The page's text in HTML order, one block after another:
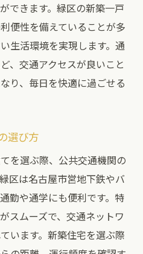
できます。緑区の新築一戸
便性を備えていることが多
生活環境を実現します。通
、交通アクセスが良いこと
り、毎日を快適に過ごせる
選び方
を選ぶ際、公共交通機関の
区は名古屋市営地下鉄やバ
勤や通学にも便利です。特
スムーズで、交通ネットワ
います。新築住宅を選ぶ際